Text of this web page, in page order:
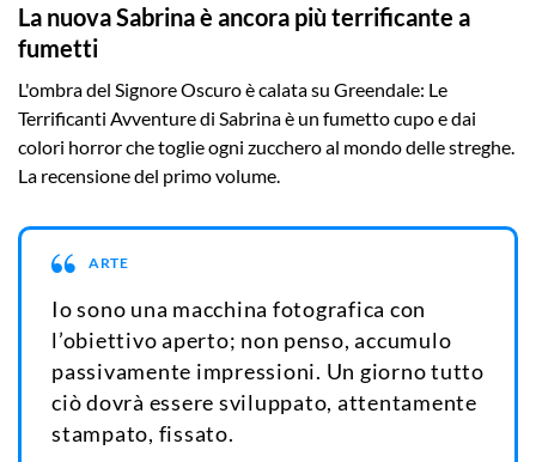
La nuova Sabrina è ancora più terrificante a
fumetti
L'ombra del Signore Oscuro è calata su Greendale: Le
Terrificanti Avventure di Sabrina è un fumetto cupo e dai
colori horror che toglie ogni zucchero al mondo delle streghe.
La recensione del primo volume.
ARTE
Io sono una macchina fotografica con
l’obiettivo aperto; non penso, accumulo
passivamente impressioni. Un giorno tutto
ciò dovrà essere sviluppato, attentamente
stampato, fissato.